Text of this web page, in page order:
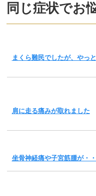
同じ症状でお
まくら難民でしたが、やっ
肩に走る痛みが取れました
坐骨神経痛や子宮筋腫が・